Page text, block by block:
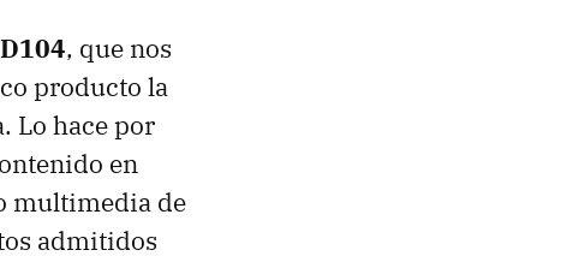
, que nos
producto la
Lo hace por
en
multimedia de
admitidos